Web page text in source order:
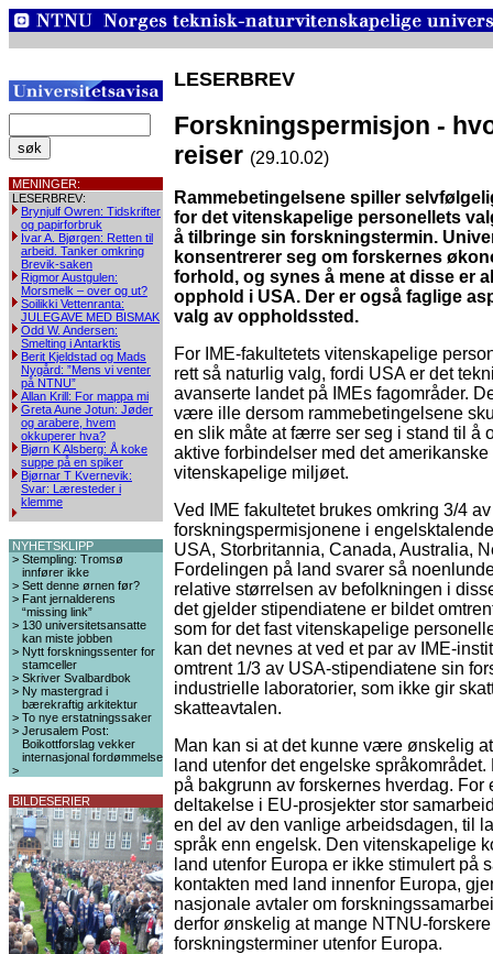
MENINGER:
LESERBREV:
Brynjulf Owren: Tidskrifter
og papirforbruk
Ivar A. Bjørgen: Retten til
arbeid. Tanker omkring
Brevik-saken
Rigmor Austgulen:
Morsmelk – over og ut?
Soilikki Vettenranta:
JULEGAVE MED BISMAK
Odd W. Andersen:
Smelting i Antarktis
Berit Kjeldstad og Mads
Nygård: ”Mens vi venter
på NTNU”
Allan Krill: For mappa mi
Greta Aune Jotun: Jøder
og arabere, hvem
okkuperer hva?
Bjørn K Alsberg: Å koke
suppe på en spiker
Bjørnar T Kvernevik:
Svar: Læresteder i
klemme
NYHETSKLIPP
> Stempling: Tromsø
innfører ikke
> Sett denne ørnen før?
> Fant jernalderens
“missing link”
> 130 universitetsansatte
kan miste jobben
> Nytt forskningssenter for
stamceller
> Skriver Svalbardbok
> Ny mastergrad i
bærekraftig arkitektur
> To nye erstatningssaker
> Jerusalem Post:
Boikottforslag vekker
internasjonal fordømmelse
>
BILDESERIER
LESERBREV
Forskningspermisjon -
reiser (29.10.02)
Rammebetingelsene spiller
for det vitenskapelige personellets
å tilbringe sin forskningstermin.
konsentrerer seg om forskernes
forhold, og synes å mene at disse er
opphold i USA. Der er også faglige
valg av oppholdssted.
For IME-fakultetets vitenskapelige
rett så naturlig valg, fordi USA er det
avanserte landet på IMEs fagområder.
være ille dersom rammebetingelsene
en slik måte at færre ser seg i stand til å
aktive forbindelser med det amerikanske
vitenskapelige miljøet.
Ved IME fakultetet brukes omkring 3/4
forskningspermisjonene i
USA, Storbritannia, Canada, Australia,
Fordelingen på land svarer så
relative størrelsen av befolkningen i
det gjelder stipendiatene er bildet
som for det fast vitenskapelige
kan det nevnes at ved et par av IME-
omtrent 1/3 av USA-stipendiatene sin
industrielle laboratorier, som ikke gir
skatteavtalen.
Man kan si at det kunne være ønskelig
land utenfor det engelske språkområdet.
på bakgrunn av forskernes hverdag. For
deltakelse i EU-prosjekter stor
en del av den vanlige arbeidsdagen, til
språk enn engelsk. Den vitenskapelige
land utenfor Europa er ikke stimulert på
kontakten med land innenfor Europa,
nasjonale avtaler om
derfor ønskelig at mange NTNU-
forskningsterminer utenfor Europa.